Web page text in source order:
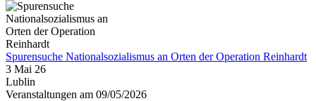
Spurensuche Nationalsozialismus an Orten der Operation Reinhardt
3 Mai 26
Lublin
Veranstaltungen am 09/05/2026